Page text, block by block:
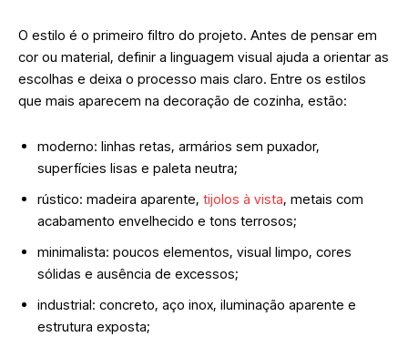
O estilo é o primeiro filtro do projeto. Antes de pensar em
cor ou material, definir a linguagem visual ajuda a orientar as
escolhas e deixa o processo mais claro. Entre os estilos
que mais aparecem na decoração de cozinha, estão:
moderno: linhas retas, armários sem puxador,
superfícies lisas e paleta neutra;
rústico: madeira aparente, tijolos à vista, metais com
acabamento envelhecido e tons terrosos;
minimalista: poucos elementos, visual limpo, cores
sólidas e ausência de excessos;
industrial: concreto, aço inox, iluminação aparente e
estrutura exposta;